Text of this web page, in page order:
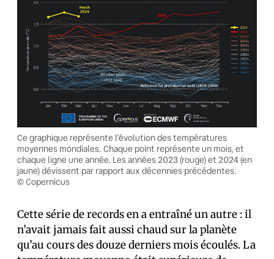
Ce graphique représente l’évolution des températures
moyennes mondiales. Chaque point représente un mois, et
chaque ligne une année. Les années 2023 (rouge) et 2024 (en
jaune) dévissent par rapport aux décennies précédentes.
© Copernicus
Cette série de records en a entraîné un autre : il
n’avait jamais fait aussi chaud sur la planète
qu’au cours des douze derniers mois écoulés. La